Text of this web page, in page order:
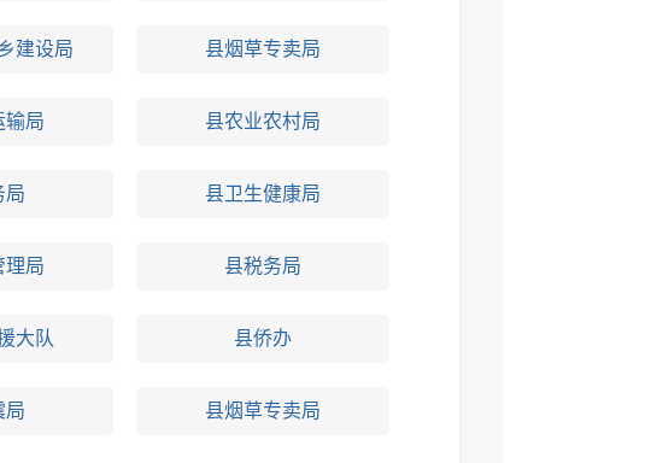
建设局 县烟草专卖局
输局 县农业农村局
局 县卫生健康局
理局 县税务局
大队 县侨办
局 县烟草专卖局